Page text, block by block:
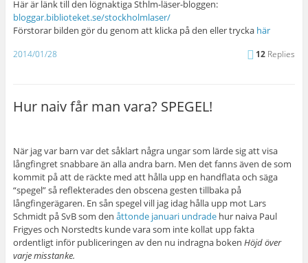
Här är länk till den lögnaktiga Sthlm-läser-bloggen:
bloggar.biblioteket.se/stockholmlaser/
Förstorar bilden gör du genom att klicka på den eller trycka här
2014/01/28 12 Replies
Hur naiv får man vara? SPEGEL!
När jag var barn var det såklart några ungar som lärde sig att visa
långfingret snabbare än alla andra barn. Men det fanns även de som
kommit på att de räckte med att hålla upp en handflata och säga
“spegel” så reflekterades den obscena gesten tillbaka på
långfingerägaren. En sån spegel vill jag idag hålla upp mot Lars
Schmidt på SvB som den åttonde januari undradehur naiva Paul
Frigyes och Norstedts kunde vara som inte kollat upp fakta
ordentligt inför publiceringen av den nu indragna boken Höjd över
varje misstanke.